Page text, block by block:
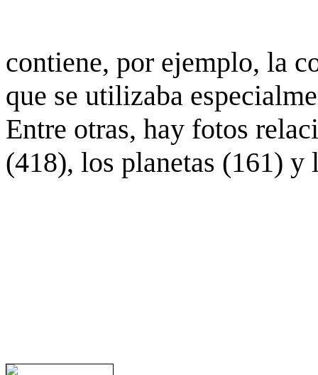
contiene, por ejemplo, la
que se utilizaba
Entre otras, hay fotos
(418), los planetas (161) y